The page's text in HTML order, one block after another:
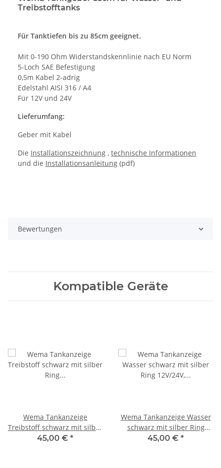
Treibstofftanks
Für Tanktiefen bis zu 85cm geeignet.
Mit 0-190 Ohm Widerstandskennlinie nach EU Norm
5-Loch SAE Befestigung
0,5m Kabel 2-adrig
Edelstahl AISI 316 / A4
Für 12V und 24V
Lieferumfang:
Geber mit Kabel
Die Installationszeichnung , technische Informationen
und die Installationsanleitung (pdf)
Bewertungen
Kompatible Geräte
Wema Tankanzeige
Treibstoff schwarz mit silber
Ring 12V/24V, 0-190 Ohm
45,00 € *
Wema Tankanzeige Wasser
schwarz mit silber Ring
12V/24V, 0-190 Ohm
45,00 € *